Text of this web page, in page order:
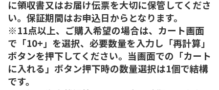
に領収書又はお届け伝票を大切に保管してくださ
い。保証期間はお申込日からとなります。
※11点以上、ご購入希望の場合は、カート画面
で「10+」を選択、必要数量を入力し「再計算」
ボタンを押下してください。当画面での「カート
に入れる」ボタン押下時の数量選択は1個で結構
です。